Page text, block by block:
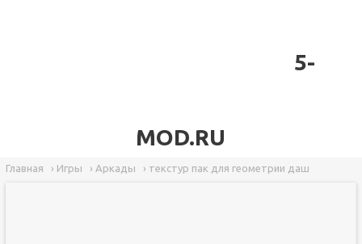
5-
MOD.RU
Главная › Игры › Аркады › текстур пак для геометрии даш